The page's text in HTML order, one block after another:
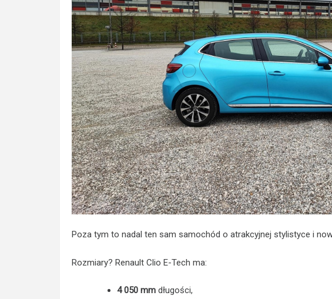
Poza tym to nadal ten sam samochód o atrakcyjnej stylistyce i
Rozmiary? Renault Clio E-Tech ma:
4 050 mm długości,